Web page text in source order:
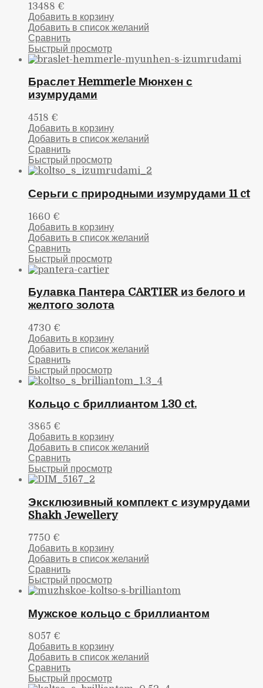
13488 €
Добавить в корзину
Добавить в список желаний
Сравнить
Быстрый просмотр
Браслет Hemmerle Мюнхен с
изумрудами
4518 €
Добавить в корзину
Добавить в список желаний
Сравнить
Быстрый просмотр
Серьги с природными изумрудами 11 ct
1660 €
Добавить в корзину
Добавить в список желаний
Сравнить
Быстрый просмотр
Булавка Пантера CARTIER из белого и
желтого золота
4730 €
Добавить в корзину
Добавить в список желаний
Сравнить
Быстрый просмотр
Кольцо с бриллиантом 1.30 ct.
3865 €
Добавить в корзину
Добавить в список желаний
Сравнить
Быстрый просмотр
Эксклюзивный комплект с изумрудами
Shakh Jewellery
7750 €
Добавить в корзину
Добавить в список желаний
Сравнить
Быстрый просмотр
Мужское кольцо с бриллиантом
8057 €
Добавить в корзину
Добавить в список желаний
Сравнить
Быстрый просмотр